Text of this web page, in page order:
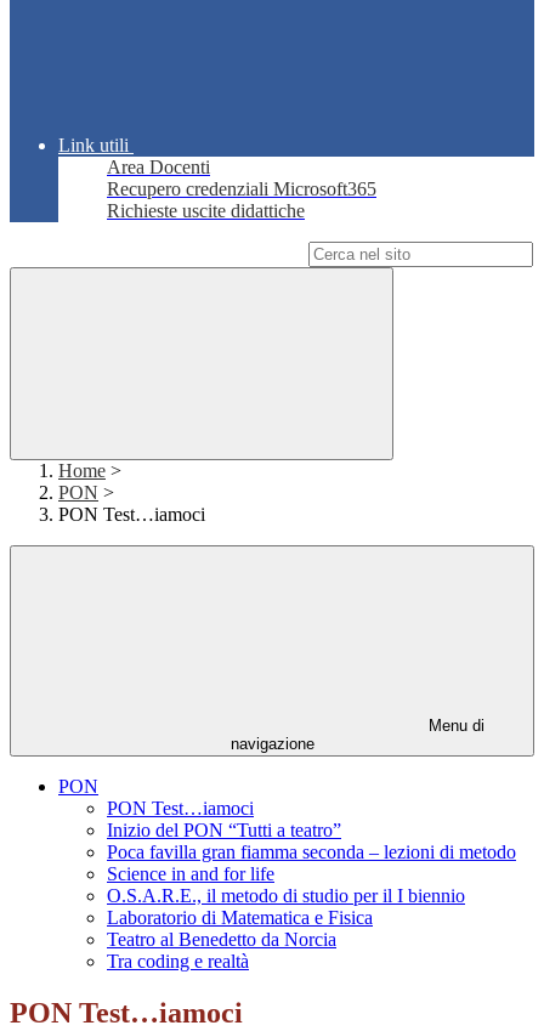
Link utili
Area Docenti
Recupero credenziali Microsoft365
Richieste uscite didattiche
Home >
PON >
PON Test…iamoci
Menu di
navigazione
PON
PON Test…iamoci
Inizio del PON “Tutti a teatro”
Poca favilla gran fiamma seconda – lezioni di metodo
Science in and for life
O.S.A.R.E., il metodo di studio per il I biennio
Laboratorio di Matematica e Fisica
Teatro al Benedetto da Norcia
Tra coding e realtà
PON Test…iamoci